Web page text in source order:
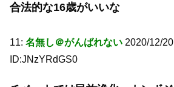
合法的な16歳がいいな
11: 名無し＠がんばれない 2020/12/
ID:JNzYRdGS0